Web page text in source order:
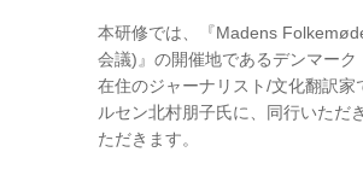
本研修では、『Madens
会議)』の開催地であるデンマーク
在住のジャーナリスト/文化翻訳家
ルセン北村朋子氏に、同行いただ
ただきます。